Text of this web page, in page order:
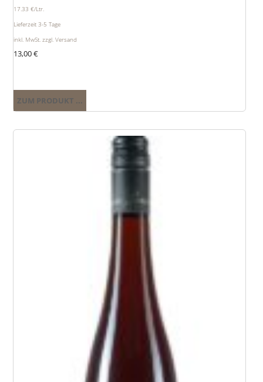
17.33 €/Ltr.
Lieferzeit 3-5 Tage
inkl. MwSt. zzgl. Versand
13,00€
ZUM PRODUKT ...